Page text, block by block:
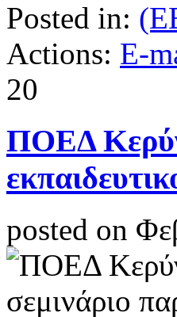
Posted in:
Actions: E-
20
ΠΟΕΔ
posted on